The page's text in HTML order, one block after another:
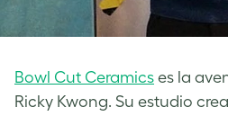
Bowl Cut Ceramics es la
Ricky Kwong. Su estudio